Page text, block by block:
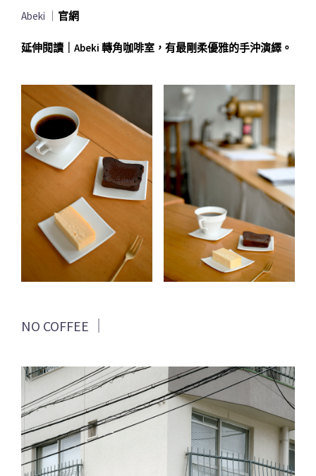
Abeki ｜ 官網
延伸閱讀｜Abeki 轉角咖啡室，有最剛柔優雅的手沖演繹。
NO COFFEE ｜